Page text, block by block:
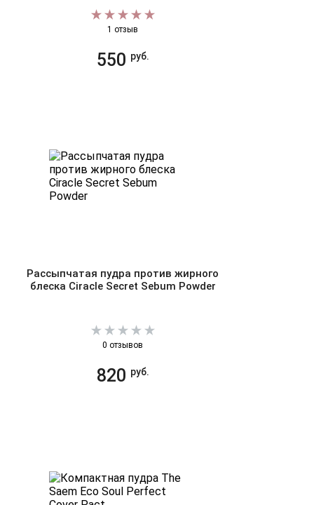
1 отзыв
550 руб.
Рассыпчатая пудра против жирного
блеска Ciracle Secret Sebum Powder
0 отзывов
820 руб.